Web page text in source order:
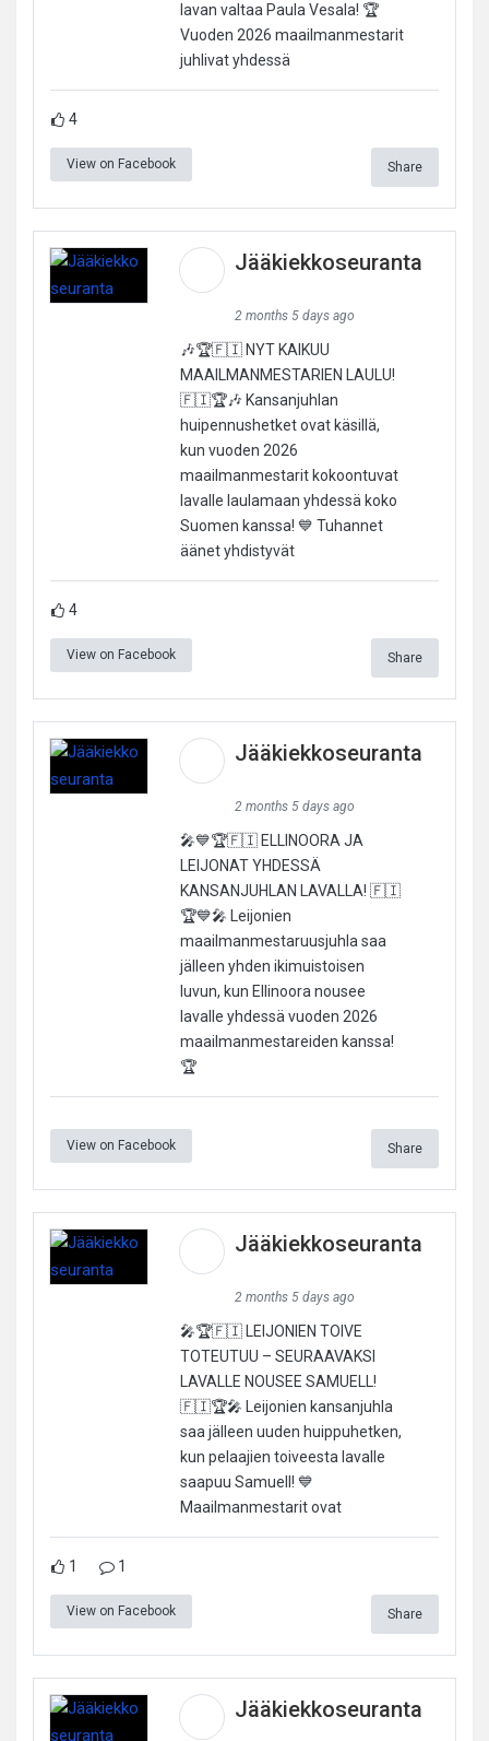
lavan valtaa Paula Vesala! 🏆
Vuoden 2026 maailmanmestarit
juhlivat yhdessä
4
View on Facebook Share
Jääkiekkoseuranta
2 months 5 days ago
🎶🏆🇫🇮 NYT KAIKUU
MAAILMANMESTARIEN LAULU!
🇫🇮🏆🎶 Kansanjuhlan
huipennushetket ovat käsillä,
kun vuoden 2026
maailmanmestarit kokoontuvat
lavalle laulamaan yhdessä koko
Suomen kanssa! 💙 Tuhannet
äänet yhdistyvät
4
View on Facebook Share
Jääkiekkoseuranta
2 months 5 days ago
🎤💙🏆🇫🇮 ELLINOORA JA
LEIJONAT YHDESSÄ
KANSANJUHLAN LAVALLA! 🇫🇮
🏆💙🎤 Leijonien
maailmanmestaruusjuhla saa
jälleen yhden ikimuistoisen
luvun, kun Ellinoora nousee
lavalle yhdessä vuoden 2026
maailmanmestareiden kanssa!
🏆
View on Facebook Share
Jääkiekkoseuranta
2 months 5 days ago
🎤🏆🇫🇮 LEIJONIEN TOIVE
TOTEUTUU – SEURAAVAKSI
LAVALLE NOUSEE SAMUELL!
🇫🇮🏆🎤 Leijonien kansanjuhla
saa jälleen uuden huippuhetken,
kun pelaajien toiveesta lavalle
saapuu Samuell! 💙
Maailmanmestarit ovat
1 1
View on Facebook Share
Jääkiekkoseuranta